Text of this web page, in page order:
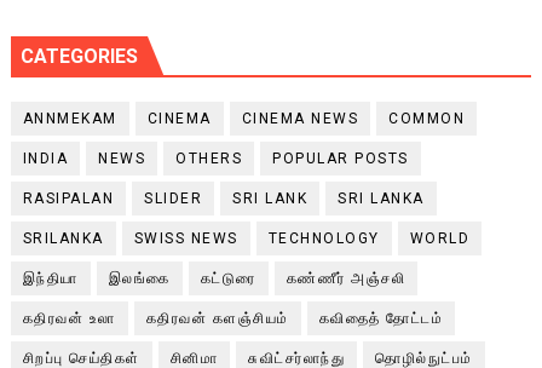
CATEGORIES
ANNMEKAM CINEMA CINEMA NEWS COMMON
INDIA NEWS OTHERS POPULAR POSTS
RASIPALAN SLIDER SRI LANK SRI LANKA
SRILANKA SWISS NEWS TECHNOLOGY WORLD
இந்தியா இலங்கை கட்டுரை கண்ணீர் அஞ்சலி
கதிரவன் உலா கதிரவன் களஞ்சியம் கவிதைத் தோட்டம்
சிறப்பு செய்திகள் சினிமா சுவிட்சர்லாந்து தொழில்நுட்பம்